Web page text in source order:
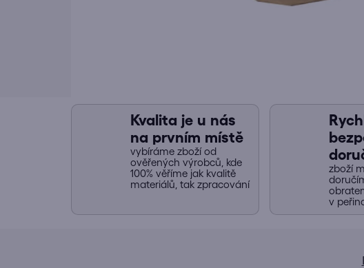
Kvalita je u nás
na prvním místě
vybíráme zboží od
ověřených výrobců, kde
100% věříme jak kvalitě
materiálů, tak zpracování
zboží
v